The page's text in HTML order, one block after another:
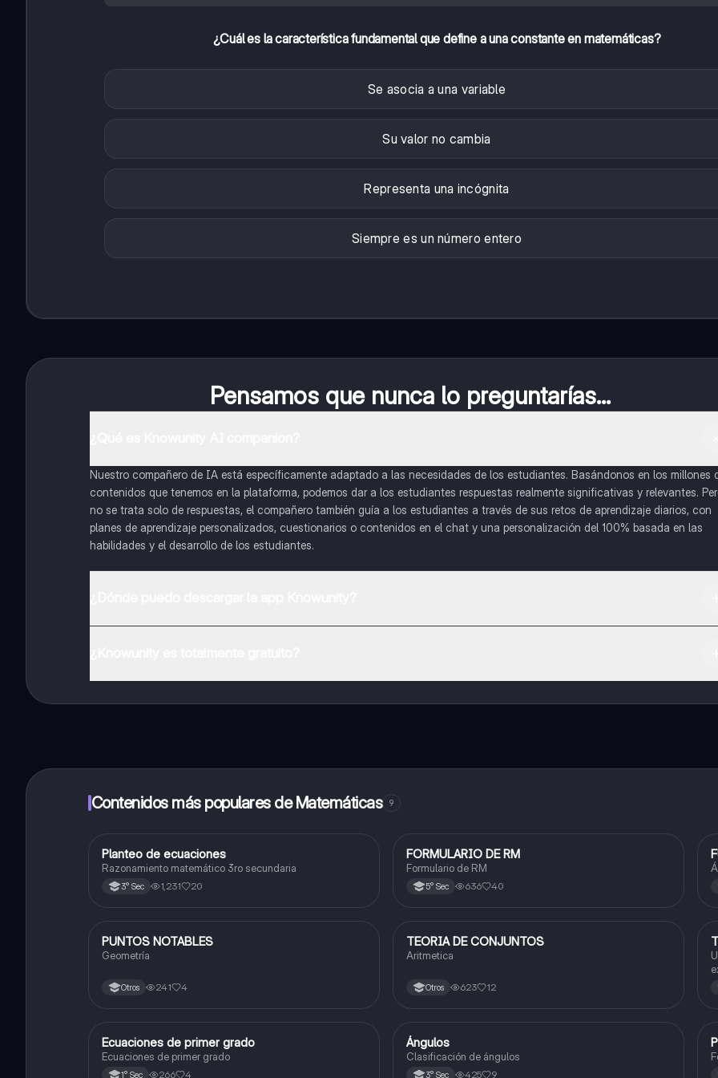
¿Cuál es la característica fundamental que define a una constante en matemáticas?
Se asocia a una variable
Su valor no cambia
Representa una incógnita
Siempre es un número entero
Pensamos que nunca lo preguntarías...
Nuestro compañero de IA está específicamente adaptado a las necesidades de los estudiantes. Basándonos en los millones
contenidos que tenemos en la plataforma, podemos dar a los estudiantes respuestas realmente significativas y relevantes.
no se trata solo de respuestas, el compañero también guía a los estudiantes a través de sus retos de aprendizaje diarios, con
planes de aprendizaje personalizados, cuestionarios o contenidos en el chat y una personalización del 100% basada en las
habilidades y el desarrollo de los estudiantes.
inmeditamente. Puedes ganar dinero utilizando la aplicación, que te permitirá acceder a determinadas funciones.
Contenidos más populares de Matemáticas 9
Matemáticas
Planteo de ecuaciones
Razonamiento matemático 3ro secundaria
3° Sec 1,231 20
Matemáticas
FORMULARIO DE RM
Formulario de RM
5° Sec 636 40
Matemáticas
PUNTOS NOTABLES
Geometría
Otros 241 4
Matemáticas
TEORIA DE CONJUNTOS
Aritmetica
Otros 623 12
Matemáticas
Ecuaciones de primer grado
Ecuaciones de primer grado
1° Sec 266 4
Matemáticas
Ángulos
Clasificación de ángulos
3° Sec 425 9